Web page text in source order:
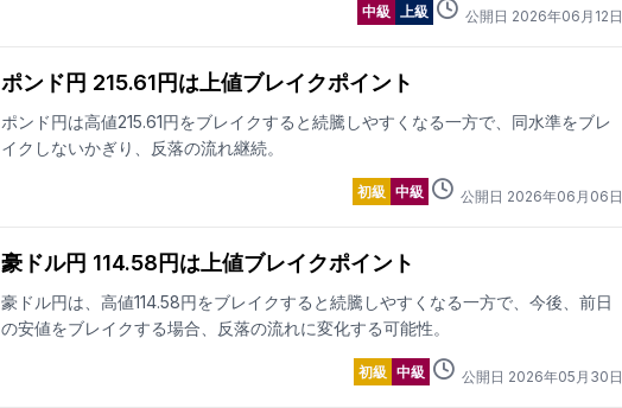
中級 上級 公開日 2026年06 月 12 日
ポンド円 215.61円は上値ブレイクポイント
ポンド円は高値215.61円をブレイクすると続騰しやすくなる一方で、同水準をブレ
イクしないかぎり、反落の流れ継続。
初級 中級 公開日 2026年06 月 06 日
豪ドル円 114.58円は上値ブレイクポイント
豪ドル円は、高値114.58円をブレイクすると続騰しやすくなる一方で、今後、前日
の安値をブレイクする場合、反落の流れに変化する可能性。
初級 中級 公開日 2026年05 月 30 日